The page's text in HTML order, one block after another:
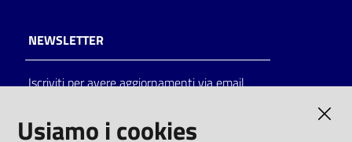
NEWSLETTER
Iscriviti per avere aggiornamenti via email
Usiamo i cookies